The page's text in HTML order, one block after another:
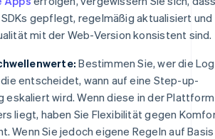
gepflegt, regelmäßig aktualisiert und
mit der Web-Version konsistent sind.
Bestimmen Sie, wer die
entscheidet, wann auf eine Step-up-
eskaliert wird. Wenn diese in der Plattform
liegt, haben Sie Flexibilität gegen
Wenn Sie jedoch eigene Regeln auf Basis